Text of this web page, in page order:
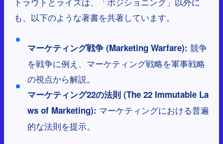
も、以下のような著書を共著しています。
マーケティング戦争 (Marketing Warfare): 競争
を戦争に例え、マーケティング戦略を軍事戦略
の視点から解説。
マーケティング22の法則 (The 22 Immutable La
ws of Marketing): マーケティングにおける普遍
的な法則を提示。